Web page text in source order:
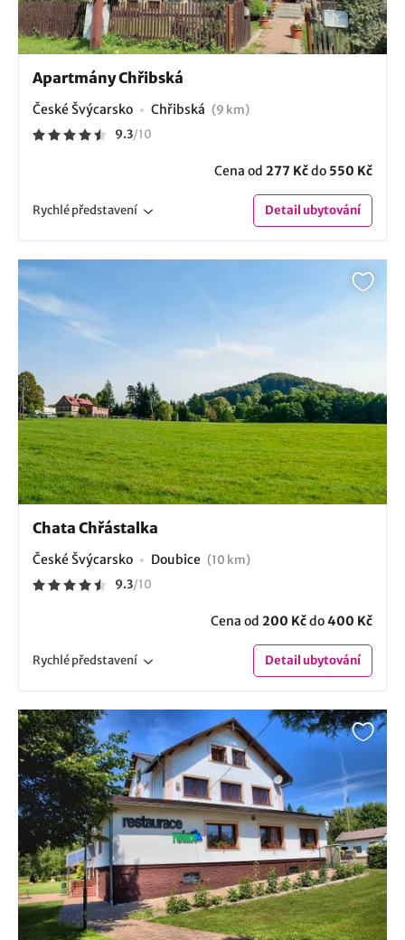
Apartmány Chřibská
České Švýcarsko Chřibská (9 km)
9.3/10
Cena od 277 Kčdo 550 Kč
Rychlépředstavení Detailubytování
Chata Chřástalka
České Švýcarsko Doubice (10 km)
9.3/10
Cena od 200 Kčdo400 Kč
Rychlépředstavení Detailubytování